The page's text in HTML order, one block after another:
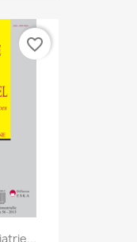
favorite_border